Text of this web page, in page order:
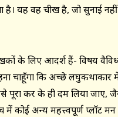
है। यह वह चीख है, जो सुनाई
के लिए आदर्श हैं- विषय
चाहूँगा कि अच्छे लघुकथाकार
कर के ही दम लिया जाए,
कोई अन्य महत्त्वपूर्ण प्लॉट मन